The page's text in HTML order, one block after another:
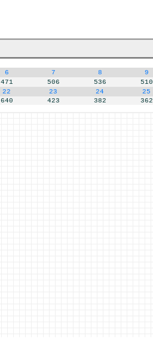
6 7 8 9
471 506 536 510
22 23 24 25
640 423 382 362